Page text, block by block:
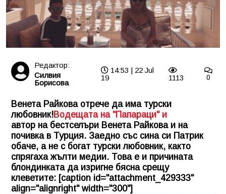
Редактор:
Силвия
Борисова
14:53 | 22 Jul
19
1113 0
Венета Райкова отрече да има турски
любовник!Водещата на "Папараци" и
автор на бестселъри Венета Райкова и на
почивка в Турция. Заедно със сина си Патрик
обаче, а не с богат турски любовник, както
спрягаха жълти медии. Това е и причината
блондинката да изригне бясна срещу
клеветите: [caption id="attachment_429333"
align="alignright" width="300"]